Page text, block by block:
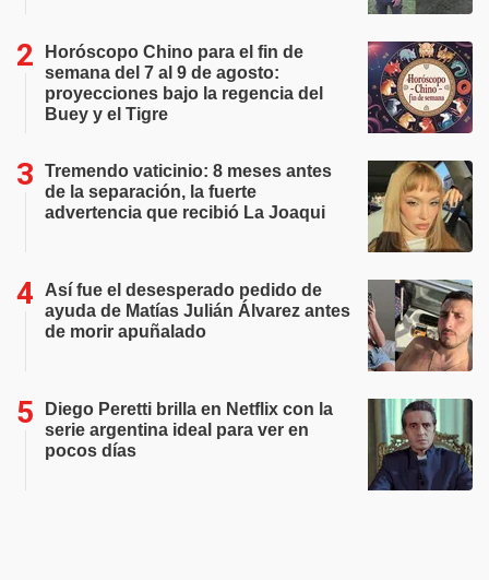
Horóscopo Chino para el fin de
semana del 7 al 9 de agosto:
proyecciones bajo la regencia del
Buey y el Tigre
Tremendo vaticinio: 8 meses antes
de la separación, la fuerte
advertencia que recibió La Joaqui
Así fue el desesperado pedido de
ayuda de Matías Julián Álvarez antes
de morir apuñalado
Diego Peretti brilla en Netflix con la
serie argentina ideal para ver en
pocos días